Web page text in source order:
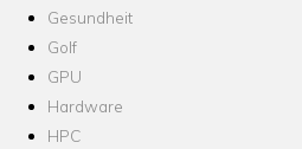
Gesundheit
Golf
GPU
Hardware
HPC